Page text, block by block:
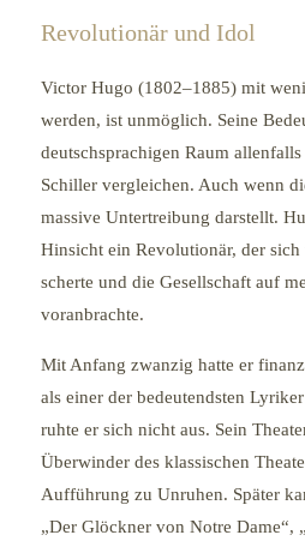
Revolutionär und Idol
Victor Hugo (1802–1885) mit
werden, ist unmöglich. Seine
deutschsprachigen Raum
Schiller vergleichen. Auch wenn
massive Untertreibung darstellt.
Hinsicht ein Revolutionär, der
scherte und die Gesellschaft auf
voranbrachte.
Mit Anfang zwanzig hatte er
als einer der bedeutendsten
ruhte er sich nicht aus. Sein
Überwinder des klassischen
Aufführung zu Unruhen. Später
„Der Glöckner von Notre Dame“,